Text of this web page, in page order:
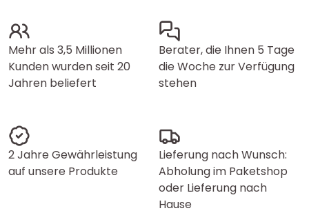
Mehr als 3,5 Millionen
Kunden wurden seit 20
Jahren beliefert
Berater, die Ihnen 5 Tage
die Woche zur Verfügung
stehen
2 Jahre Gewährleistung
auf unsere Produkte
Lieferung nach Wunsch:
Abholung im Paketshop
oder Lieferung nach
Hause